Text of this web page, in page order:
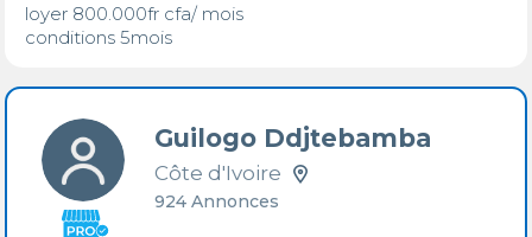
loyer 800.000fr cfa/ mois
conditions 5mois
Guilogo Ddjtebamba
Côte d'Ivoire
924 Annonces